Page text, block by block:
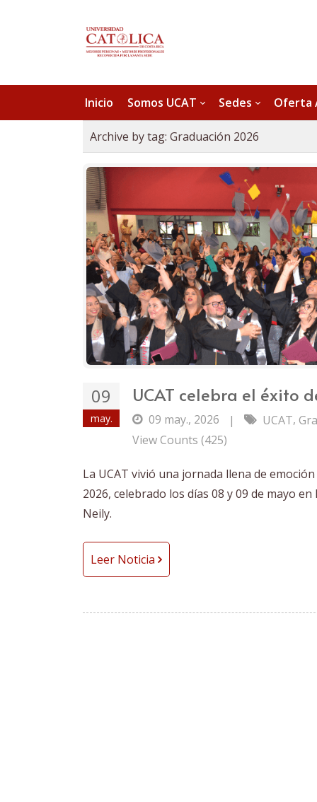
Inicio Somos UCAT Sedes Oferta
Archive by tag: Graduación 2026
09
may.
UCAT celebra el éxito
09 may., 2026 | UCAT,
View Counts (425)
La UCAT vivió una jornada llena de
2026, celebrado los días 08 y 09 de mayo
Neily.
Leer Noticia